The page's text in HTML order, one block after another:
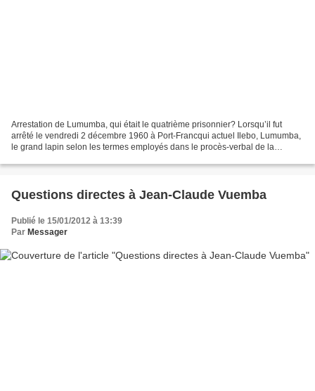
Arrestation de Lumumba, qui était le quatrième prisonnier? Lorsqu’il fut
arrêté le vendredi 2 décembre 1960 à Port-Francqui actuel Ilebo, Lumumba,
le grand lapin selon les termes employés dans le procès-verbal de la
Questions directes à Jean-Claude Vuemba
Publié le 15/01/2012 à 13:39
Par Messager